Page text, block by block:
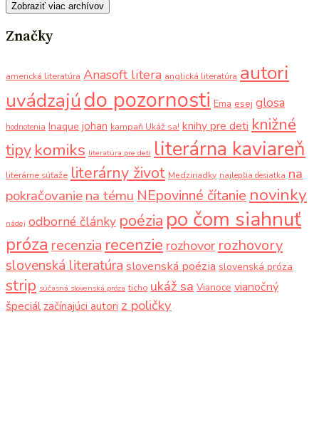
Zobraziť viac archívov
Značky
americká literatúra Anasoft litera anglická literatúra autori
uvádzajúdo pozornosti Ema esej glosa
hodnotenia Inaque johan kampaň Ukáž sa! knihy pre deti knižné
tipy komiks literatúra pre deti literárna kaviareň
literárne súťaže literárny život Medziriadky najlepšia desiatka na
pokračovaniena tému NEpovinné čítanie novinky
nádej odborné články poézia po čom siahnuť
próza recenzia recenzie rozhovor rozhovory
slovenská literatúra slovenská poézia slovenská próza
strip súčasná slovenská próza ticho ukáž sa Vianoce vianočný
špeciál začínajúci autori z poličky